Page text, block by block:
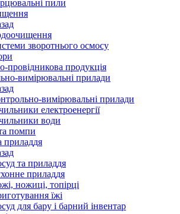
пили
зворотнього осмосу
провідникова продукція
вимірювальні прилади
вимірювальні прилади
електроенергії
води
помпи
приладдя
та приладдя
приладдя
ножиці, топірці
їжі
для бару і барний інвентар